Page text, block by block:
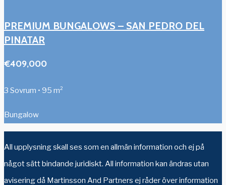
PREMIUM BUNGALOWS – SAN PEDRO DEL
PINATAR
€409,000
3 Sovrum • 95 m²
Bungalow
All upplysning skall ses som en allmän information och ej på
något sätt bindande juridiskt. All information kan ändras utan
avisering då Martinsson And Partners ej råder över information